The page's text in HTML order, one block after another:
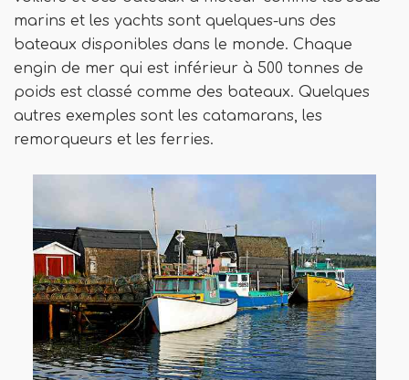
marins et les yachts sont quelques-uns des
bateaux disponibles dans le monde. Chaque
engin de mer qui est inférieur à 500 tonnes de
poids est classé comme des bateaux. Quelques
autres exemples sont les catamarans, les
remorqueurs et les ferries.